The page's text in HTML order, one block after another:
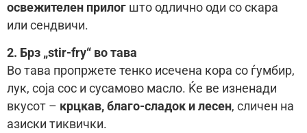
освежителен прилог што одлично оди со скара
или сендвичи.
2. Брз „stir-fry“ во тава
Во тава пропржете тенко исечена кора со ѓумбир,
лук, соја сос и сусамово масло. Ќе ве изненади
вкусот – крцкав, благо-сладок и лесен, сличен на
азиски тиквички.